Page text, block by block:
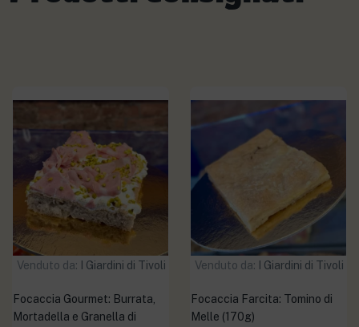
Venduto da: I Giardini di Tivoli
Focaccia Gourmet: Burrata,
Mortadella e Granella di
Venduto da: I Giardini di Tivoli
Focaccia Farcita: Tomino di
Melle (170g)